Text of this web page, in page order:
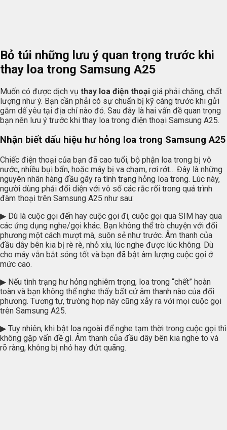
Bỏ túi những lưu ý quan trọng trước khi
thay loa trong Samsung A25
Muốn có được dịch vụ thay loa điện thoại giá phải chăng, chất
lượng như ý. Bạn cần phải có sự chuẩn bị kỹ càng trước khi gửi
gắm dế yêu tại địa chỉ nào đó. Sau đây là hai vấn đề quan trọng
bạn nên lưu ý trước khi thay loa trong điện thoại Samsung A25.
Nhận biết dấu hiệu hư hỏng loa trong Samsung A25
Chiếc điện thoại của bạn đã cao tuổi, bộ phận loa trong bị vô
nước, nhiều bụi bẩn, hoặc máy bị va chạm, rơi rớt… Đây là những
nguyên nhân hàng đầu gây ra tình trạng hỏng loa trong. Lúc này,
người dùng phải đối diện với vô số các rắc rối trong quá trình
đàm thoại trên Samsung A25 như sau:
▶ Dù là cuộc gọi đến hay cuộc gọi đi, cuộc gọi qua SIM hay qua
các ứng dụng nghe/gọi khác. Bạn không thể trò chuyện với đối
phương một cách mượt mà, suôn sẻ như trước. Âm thanh của
đầu dây bên kia bị rè rè, nhỏ xíu, lúc nghe được lúc không. Dù
cho máy vẫn bắt sóng tốt và bạn đã bật âm lượng cuộc gọi ở
mức cao.
▶ Nếu tình trạng hư hỏng nghiêm trọng, loa trong “chết” hoàn
toàn và bạn không thể nghe thấy bất cứ âm thanh nào của đối
phương. Tương tự, trường hợp này cũng xảy ra với mọi cuộc gọi
trên Samsung A25.
▶ Tuy nhiên, khi bật loa ngoài để nghe tạm thời trong cuộc gọi thì
không gặp vấn đề gì. Âm thanh của đầu dây bên kia nghe to và
rõ ràng, không bị nhỏ hay đứt quãng.